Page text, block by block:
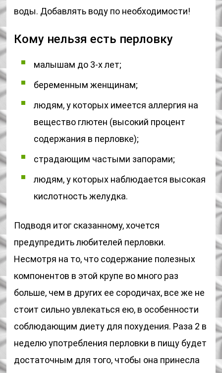
воды. Добавлять воду по необходимости!
Кому нельзя есть перловку
малышам до 3-х лет;
беременным женщинам;
людям, у которых имеется аллергия на
вещество глютен (высокий процент
содержания в перловке);
страдающим частыми запорами;
людям, у которых наблюдается высокая
кислотность желудка.
Подводя итог сказанному, хочется
предупредить любителей перловки.
Несмотря на то, что содержание полезных
компонентов в этой крупе во много раз
больше, чем в других ее сородичах, все же не
стоит сильно увлекаться ею, в особенности
соблюдающим диету для похудения. Раза 2 в
неделю употребления перловки в пищу будет
достаточным для того, чтобы она принесла